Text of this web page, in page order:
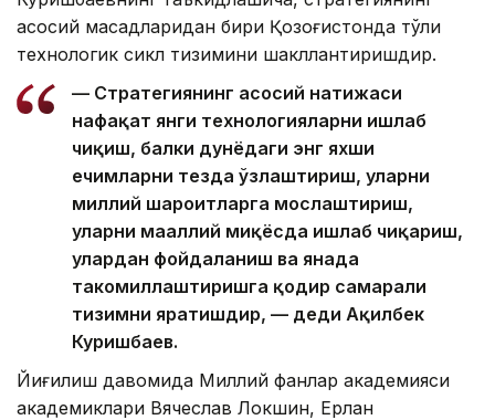
асосий мақсадларидан бири Қозоғистонда тўлиқ
технологик сикл тизимини шакллантиришдир.
— Стратегиянинг асосий натижаси
нафақат янги технологияларни ишлаб
чиқиш, балки дунёдаги энг яхши
ечимларни тезда ўзлаштириш, уларни
миллий шароитларга мослаштириш,
уларни маҳаллий миқёсда ишлаб чиқариш,
улардан фойдаланиш ва янада
такомиллаштиришга қодир самарали
тизимни яратишдир, — деди Ақилбек
Куришбаев.
Йиғилиш давомида Миллий фанлар академияси
академиклари Вячеслав Локшин, Ерлан